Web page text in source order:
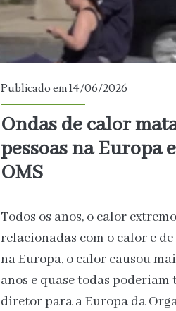
Publicado em 14/06/2026
Ondas de calor
pessoas na Europa
OMS
Todos os anos, o calor
relacionadas com o calor e
na Europa, o calor causou
anos e quase todas
diretor para a Europa da